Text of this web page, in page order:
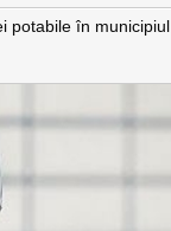
potabile în municipiul